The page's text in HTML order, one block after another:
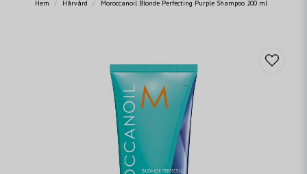
Hem Hårvård Moroccanoil Blonde Perfecting Purple Shampoo 200 ml